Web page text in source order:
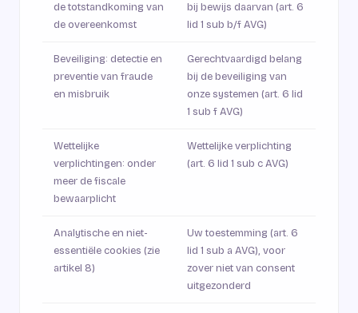
de totstandkoming van
de overeenkomst
bij bewijs daarvan (art. 6
lid 1 sub b/f AVG)
Beveiliging: detectie en
preventie van fraude
en misbruik
Gerechtvaardigd belang
bij de beveiliging van
onze systemen (art. 6 lid
1 sub f AVG)
Wettelijke
verplichtingen: onder
meer de fiscale
bewaarplicht
Wettelijke verplichting
(art. 6 lid 1 sub c AVG)
Analytische en niet-
essentiële cookies (zie
artikel 8)
Uw toestemming (art. 6
lid 1 sub a AVG), voor
zover niet van consent
uitgezonderd